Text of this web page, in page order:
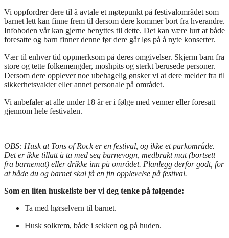
Vi oppfordrer dere til å avtale et møtepunkt på festivalområdet som
barnet lett kan finne frem til dersom dere kommer bort fra hverandre.
Infoboden vår kan gjerne benyttes til dette. Det kan være lurt at både
foresatte og barn finner denne før dere går løs på å nyte konserter.
Vær til enhver tid oppmerksom på deres omgivelser. Skjerm barn fra
store og tette folkemengder, moshpits og sterkt berusede personer.
Dersom dere opplever noe ubehagelig ønsker vi at dere melder fra til
sikkerhetsvakter eller annet personale på området.
Vi anbefaler at alle under 18 år er i følge med venner eller foresatt
gjennom hele festivalen.
OBS: Husk at Tons of Rock er en festival, og ikke et parkområde.
Det er ikke tillatt å ta med seg barnevogn, medbrakt mat (bortsett
fra barnemat) eller drikke inn på området. Planlegg derfor godt, for
at både du og barnet skal få en fin opplevelse på festival.
Som en liten huskeliste ber vi deg tenke på følgende:
Ta med hørselvern til barnet.
Husk solkrem, både i sekken og på huden.